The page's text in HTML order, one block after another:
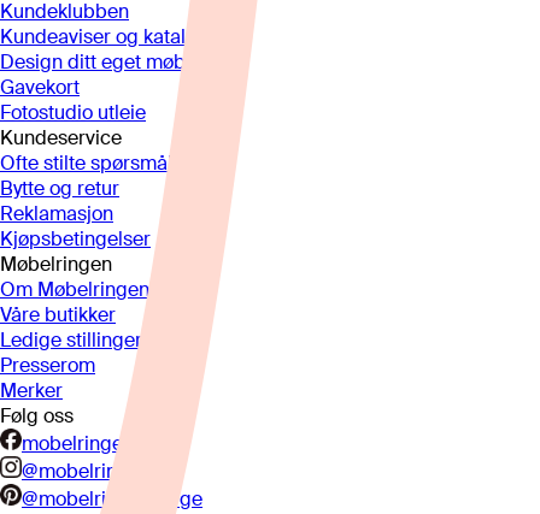
Kundeklubben
Kundeaviser og kataloger
Design ditt eget møbel
Gavekort
Fotostudio utleie
Kundeservice
Ofte stilte spørsmål
Bytte og retur
Reklamasjon
Kjøpsbetingelser
Møbelringen
Om Møbelringen
Våre butikker
Ledige stillinger
Presserom
Merker
Følg oss
mobelringen.no
@mobelringen
@mobelringennorge